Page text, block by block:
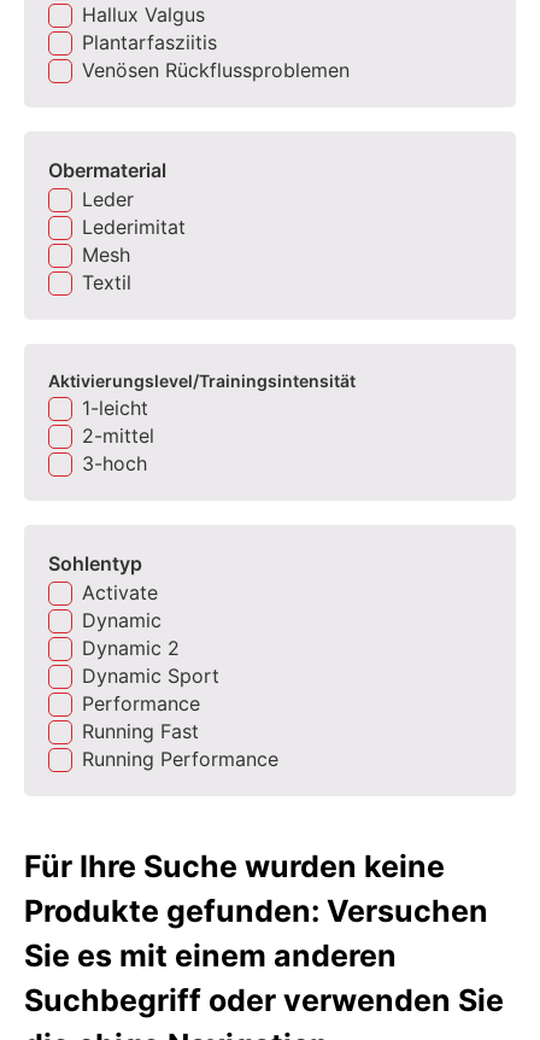
Hallux Valgus
Plantarfasziitis
Venösen Rückflussproblemen
Obermaterial
Leder
Lederimitat
Mesh
Textil
Aktivierungslevel/Trainingsintensität
1-leicht
2-mittel
3-hoch
Sohlentyp
Activate
Dynamic
Dynamic 2
Dynamic Sport
Performance
Running Fast
Running Performance
Für Ihre Suche wurden keine
Produkte gefunden: Versuchen
Sie es mit einem anderen
Suchbegriff oder verwenden Sie